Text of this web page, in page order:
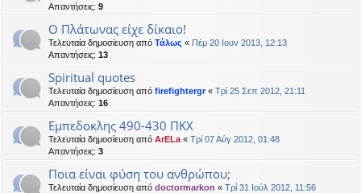
Απαντήσεις: 9
O Πλάτωνας είχε δίκαιο!
Τελευταία δημοσίευση από Τάλως « Πέμ 20 Ιουν 2013, 12:13
Απαντήσεις: 13
Spiritual quotes
Τελευταία δημοσίευση από firefightergr« Τρί 25 Σεπ 2012, 21:11
Απαντήσεις: 16
Εμπεδοκλης 490-430 ΠΚΧ
Τελευταία δημοσίευση από ArELa « Τρί 07 Αύγ 2012, 01:48
Απαντήσεις: 3
Ποια είναι φύση του ανθρώπου;
Τελευταία δημοσίευση από doctormarkon « Τρί 31 Ιούλ 2012, 11:56